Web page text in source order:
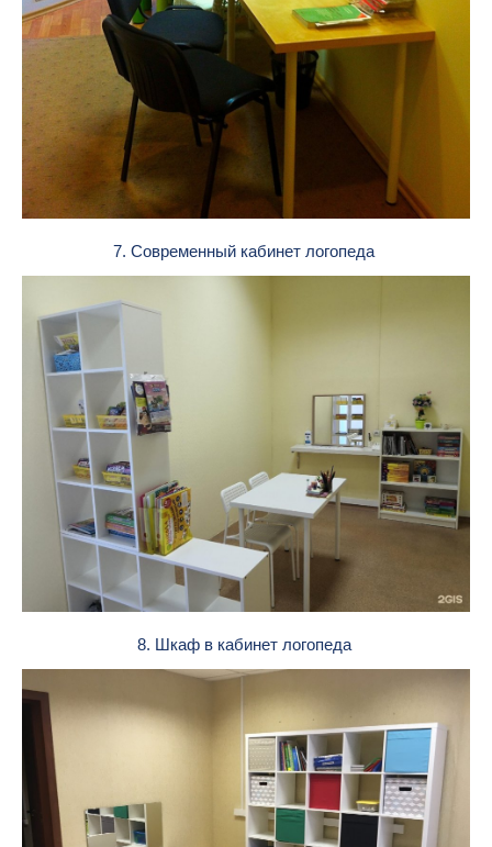
7. Современный кабинет логопеда
8. Шкаф в кабинет логопеда